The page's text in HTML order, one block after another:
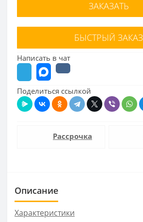
ЗАКАЗАТЬ
БЫСТРЫЙ ЗАКАЗ
Написать в чат
Поделиться ссылкой
Рассрочка
Описание
Характеристики